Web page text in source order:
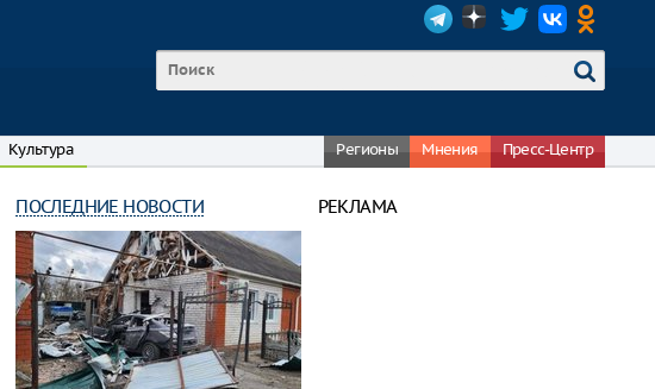
Культура Регионы Мнения Пресс-Центр
ПОСЛЕДНИЕ НОВОСТИ РЕКЛАМА